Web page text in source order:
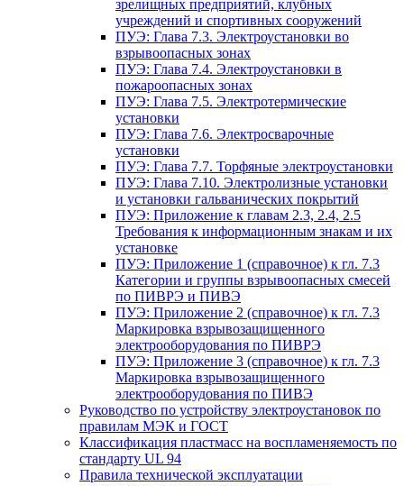
зрелищных предприятий, клубных
учреждений и спортивных сооружений
ПУЭ: Глава 7.3. Электроустановки во
взрывоопасных зонах
ПУЭ: Глава 7.4. Электроустановки в
пожароопасных зонах
ПУЭ: Глава 7.5. Электротермические
установки
ПУЭ: Глава 7.6. Электросварочные
установки
ПУЭ: Глава 7.7. Торфяные электроустановки
ПУЭ: Глава 7.10. Электролизные установки
и установки гальванических покрытий
ПУЭ: Приложение к главам 2.3, 2.4, 2.5
Требования к информационным знакам и их
установке
ПУЭ: Приложение 1 (справочное) к гл. 7.3
Категории и группы взрывоопасных смесей
по ПИВРЭ и ПИВЭ
ПУЭ: Приложение 2 (справочное) к гл. 7.3
Маркировка взрывозащищенного
электрооборудования по ПИВРЭ
ПУЭ: Приложение 3 (справочное) к гл. 7.3
Маркировка взрывозащищенного
электрооборудования по ПИВЭ
Руководство по устройству электроустановок по
правилам МЭК и ГОСТ
Классификация пластмасс на воспламеняемость по
стандарту UL 94
Правила технической эксплуатации